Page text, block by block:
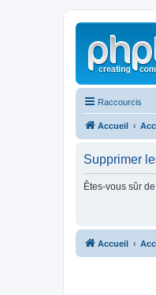
Raccourcis
Accueil
Supprimer
Êtes-vous sûr
Accueil